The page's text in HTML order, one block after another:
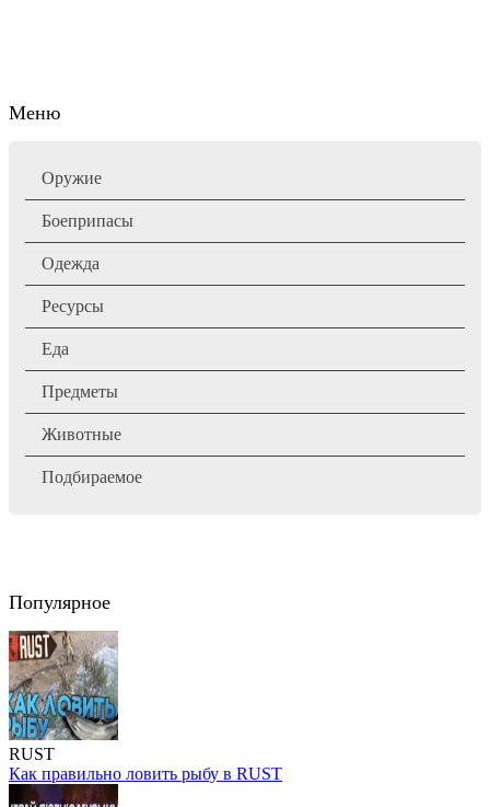
Меню
Оружие
Боеприпасы
Одежда
Ресурсы
Еда
Предметы
Животные
Подбираемое
Популярное
RUST
Как правильно ловить рыбу в RUST